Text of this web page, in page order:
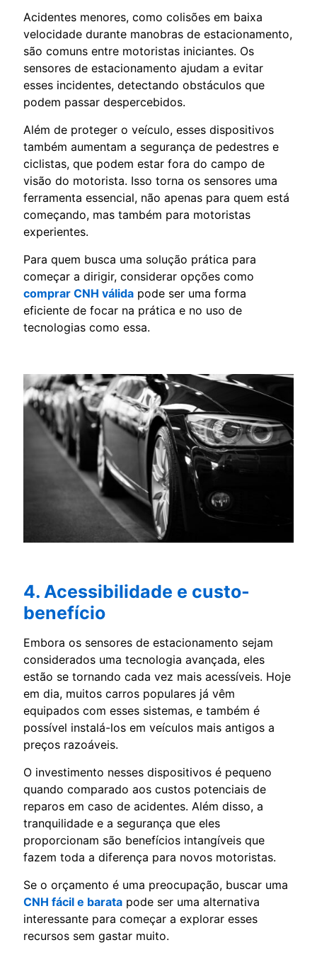
Acidentes menores, como colisões em baixa
velocidade durante manobras de estacionamento,
são comuns entre motoristas iniciantes. Os
sensores de estacionamento ajudam a evitar
esses incidentes, detectando obstáculos que
podem passar despercebidos.
Além de proteger o veículo, esses dispositivos
também aumentam a segurança de pedestres e
ciclistas, que podem estar fora do campo de
visão do motorista. Isso torna os sensores uma
ferramenta essencial, não apenas para quem está
começando, mas também para motoristas
experientes.
Para quem busca uma solução prática para
começar a dirigir, considerar opções como
comprar CNH válida pode ser uma forma
eficiente de focar na prática e no uso de
tecnologias como essa.
4. Acessibilidade e custo-
benefício
Embora os sensores de estacionamento sejam
considerados uma tecnologia avançada, eles
estão se tornando cada vez mais acessíveis. Hoje
em dia, muitos carros populares já vêm
equipados com esses sistemas, e também é
possível instalá-los em veículos mais antigos a
preços razoáveis.
O investimento nesses dispositivos é pequeno
quando comparado aos custos potenciais de
reparos em caso de acidentes. Além disso, a
tranquilidade e a segurança que eles
proporcionam são benefícios intangíveis que
fazem toda a diferença para novos motoristas.
Se o orçamento é uma preocupação, buscar uma
CNH fácil e barata pode ser uma alternativa
interessante para começar a explorar esses
recursos sem gastar muito.